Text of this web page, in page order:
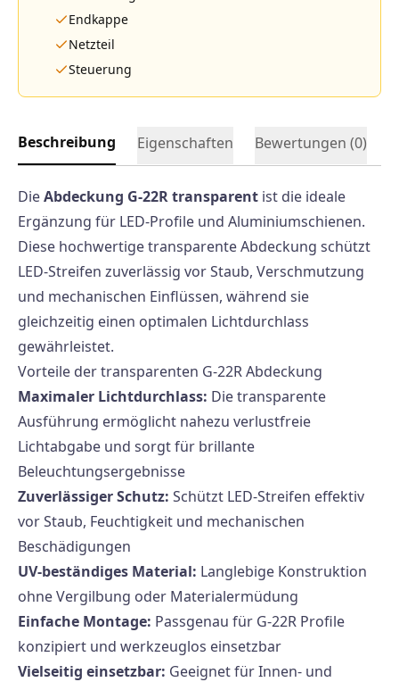
Endkappe
Netzteil
Steuerung
Beschreibung Eigenschaften Bewertungen (0)
DieAbdeckung G-22R transparent ist die ideale
Ergänzung für LED-Profile und Aluminiumschienen.
Diese hochwertige transparente Abdeckung schützt
LED-Streifen zuverlässig vor Staub, Verschmutzung
und mechanischen Einflüssen, während sie
gleichzeitig einen optimalen Lichtdurchlass
gewährleistet.
Vorteile der transparenten G-22R Abdeckung
Maximaler Lichtdurchlass: Die transparente
Ausführung ermöglicht nahezu verlustfreie
Lichtabgabe und sorgt für brillante
Beleuchtungsergebnisse
Zuverlässiger Schutz: Schützt LED-Streifen effektiv
vor Staub, Feuchtigkeit und mechanischen
Beschädigungen
UV-beständiges Material: Langlebige Konstruktion
ohne Vergilbung oder Materialermüdung
Einfache Montage: Passgenau für G-22R Profile
konzipiert und werkzeuglos einsetzbar
Vielseitig einsetzbar: Geeignet für Innen- und